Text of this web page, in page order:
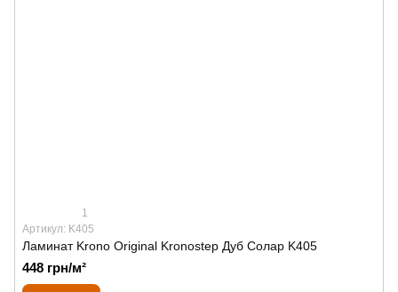
1
Артикул: K405
Ламинат Krono Original Kronostep Дуб Солар K405
448 грн/м²